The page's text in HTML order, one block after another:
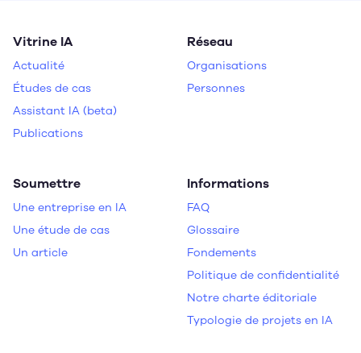
Vitrine IA
Actualité
Études de cas
Assistant IA (beta)
Publications
Réseau
Organisations
Personnes
Soumettre
Une entreprise en IA
Une étude de cas
Un article
Informations
FAQ
Glossaire
Fondements
Politique de confidentialité
Notre charte éditoriale
Typologie de projets en IA